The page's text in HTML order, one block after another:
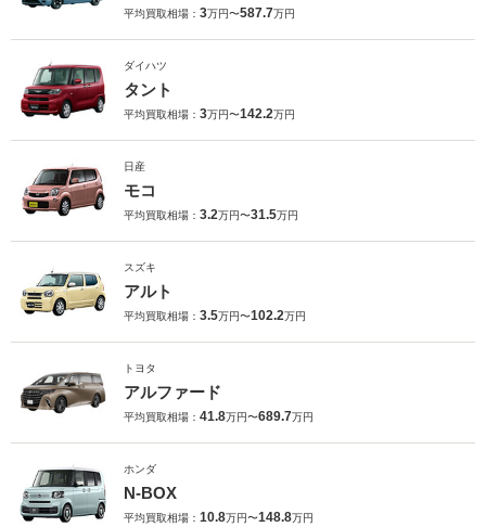
平均買取相場： 3万円〜587.7万円
ダイハツ
タント
平均買取相場： 3万円〜142.2万円
日産
モコ
平均買取相場： 3.2万円〜31.5万円
スズキ
アルト
平均買取相場： 3.5万円〜102.2万円
トヨタ
アルファード
平均買取相場： 41.8万円〜689.7万円
ホンダ
N-BOX
平均買取相場： 10.8万円〜148.8万円